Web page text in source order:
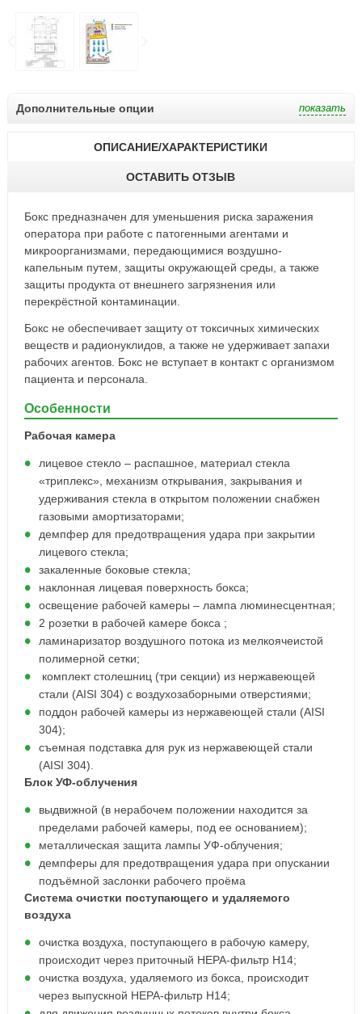
Дополнительные опции
ОПИСАНИЕ/ХАРАКТЕРИСТИКИ
ОСТАВИТЬ ОТЗЫВ
Бокс предназначен для уменьшения риска заражения
оператора при работе с патогенными агентами и
микроорганизмами, передающимися воздушно-
капельным путем, защиты окружающей среды, а также
защиты продукта от внешнего загрязнения или
перекрёстной контаминации.
Бокс не обеспечивает защиту от токсичных химических
веществ и радионуклидов, а также не удерживает запахи
рабочих агентов. Бокс не вступает в контакт с организмом
пациента и персонала.
Особенности
Рабочая камера
лицевое стекло – распашное, материал стекла
«триплекс», механизм открывания, закрывания и
удерживания стекла в открытом положении снабжен
газовыми амортизаторами;
демпфер для предотвращения удара при закрытии
лицевого стекла;
закаленные боковые стекла;
наклонная лицевая поверхность бокса;
освещение рабочей камеры – лампа люминесцентная;
2 розетки в рабочей камере бокса ;
ламинаризатор воздушного потока из мелкоячеистой
полимерной сетки;
комплект столешниц (три секции) из нержавеющей
стали (AISI 304) с воздухозаборными отверстиями;
поддон рабочей камеры из нержавеющей стали (AISI
304);
съемная подставка для рук из нержавеющей стали
(AISI 304).
Блок УФ-облучения
выдвижной (в нерабочем положении находится за
пределами рабочей камеры, под ее основанием);
металлическая защита лампы УФ-облучения;
демпферы для предотвращения удара при опускании
подъёмной заслонки рабочего проёма
Система очистки поступающего и удаляемого
воздуха
очистка воздуха, поступающего в рабочую камеру,
происходит через приточный НЕРА-фильтр Н14;
очистка воздуха, удаляемого из бокса, происходит
через выпускной НЕРА-фильтр Н14;